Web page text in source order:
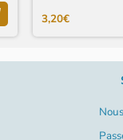
3,20€